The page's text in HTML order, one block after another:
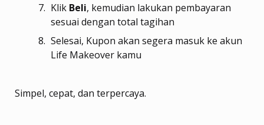
Klik Beli, kemudian lakukan pembayaran
sesuai dengan total tagihan
Selesai, Kupon akan segera masuk ke akun
Life Makeover kamu
Simpel, cepat, dan terpercaya.